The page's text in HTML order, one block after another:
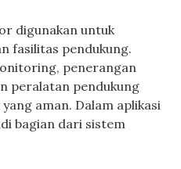
digunakan untuk
fasilitas pendukung.
penerangan
peralatan pendukung
aman. Dalam aplikasi
bagian dari sistem